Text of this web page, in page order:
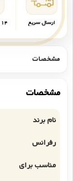
ارسال سریع
مشخصات
مشخصات
نام برند
رفرانس
مناسب برای